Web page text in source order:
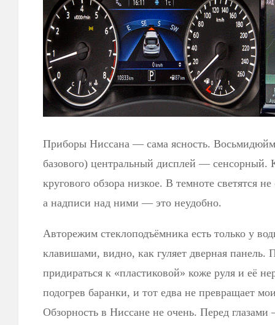
Приборы Ниссана — сама ясность.
базового) центральный дисплей — сенсорный.
кругового обзора низкое. В темноте светятся
а надписи над ними — это неудобно.
Авторежим стеклоподъёмника есть только у
клавишами, видно, как гуляет дверная панель.
придираться к «пластиковой» коже руля и её
подогрев баранки, и тот едва не превращает
Обзорность в Ниссане не очень. Перед